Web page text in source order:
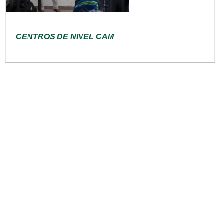
CENTROS DE NIVEL CAM